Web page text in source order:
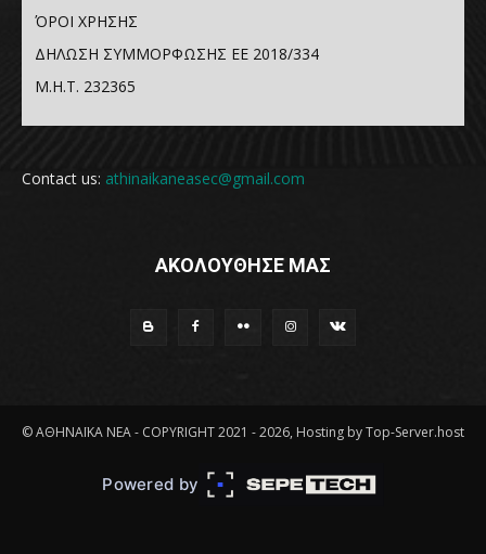
ΌΡΟΙ ΧΡΗΣΗΣ
ΔΗΛΩΣΗ ΣΥΜΜΟΡΦΩΣΗΣ ΕΕ 2018/334
Μ.Η.Τ. 232365
Contact us: athinaikaneasec@gmail.com
ΑΚΟΛΟΥΘΗΣΕ ΜΑΣ
© ΑΘΗΝΑΪΚΑ ΝΕΑ - COPYRIGHT 2021 - 2026, Hosting by Top-Server.host
Powered by